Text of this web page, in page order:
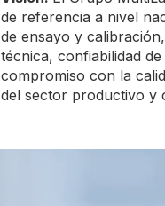
de referencia a nivel
de ensayo y
técnica, confiabilidad
compromiso con la
del sector productivo y